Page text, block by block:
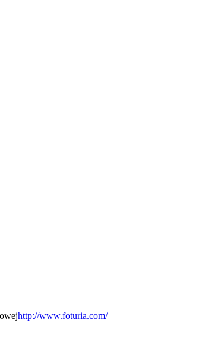
http://www.foturia.com/